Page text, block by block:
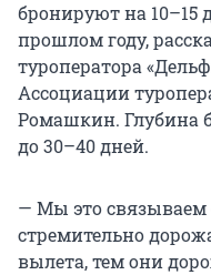
бронируют на 10–15
прошлом году,
туроператора
Ассоциации
Ромашкин. Глубина
до 30–40 дней.
— Мы это связываем
стремительно
вылета, тем они